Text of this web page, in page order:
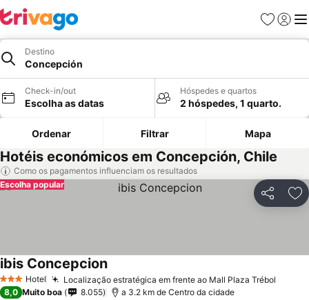
Favoritos
Iniciar
Destino
Concepción
Check-in/out
Escolha as datas
Hóspedes e quartos
2 hóspedes, 1 quarto.
Ordenar Filtrar Mapa
Hotéis económicos em Concepción, Chile
Como os pagamentos influenciam os resultados
Partilhar
Escolha popular
3 EstrelasHotel Localização estratégica em frente ao Mall Plaza Trébol
ibis ConcepcionVer preços
8,0 Muito boa 8.055 a 3.2 km de Centro da cidade